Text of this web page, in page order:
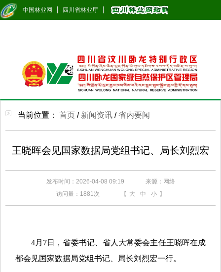
中国林业网 四川省林业厅
当前位置： 首页 / 新闻资讯 /省内要闻
王晓晖会见国家数据局党组书记、局长刘烈宏
发布时间：2026-04-08 09:19
来源：网络
访问量： 1881次 【 大 中 小 】
4月7日，省委书记、省人大常委会主任王晓晖在成
都会见国家数据局党组书记、局长刘烈宏一行。